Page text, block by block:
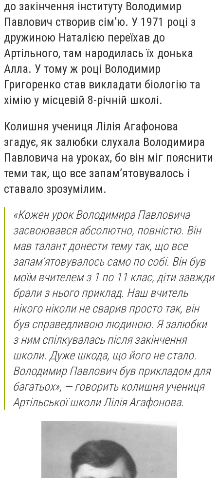
до закінчення інституту Володимир
Павлович створив сім’ю. У 1971 році з
дружиною Наталією переїхав до
Артільного, там народилась їх донька
Алла. У тому ж році Володимир
Григоренко став викладати біологію та
хімію у місцевій 8-річній школі.
Колишня учениця Лілія Агафонова
згадує, як залюбки слухала Володимира
Павловича на уроках, бо він міг пояснити
теми так, що все запам’ятовувалось і
ставало зрозумілим.
«Кожен урок Володимира Павловича
засвоювався абсолютно, повністю. Він
мав талант донести тему так, що все
запам’ятовувалось само по собі. Він був
моїм вчителем з 1 по 11 клас, діти завжди
брали з нього приклад. Наш вчитель
нікого ніколи не сварив просто так, він
був справедливою людиною. Я залюбки
з ним спілкувалась після закінчення
школи. Дуже шкода, що його не стало.
Володимир Павлович був прикладом для
багатьох», — говорить колишня учениця
Артільської школи Лілія Агафонова.